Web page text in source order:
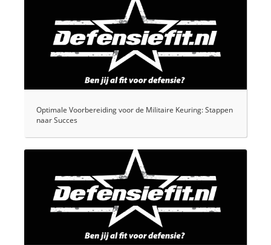
Optimale Voorbereiding voor de Militaire Keuring: Stappen
naar Succes